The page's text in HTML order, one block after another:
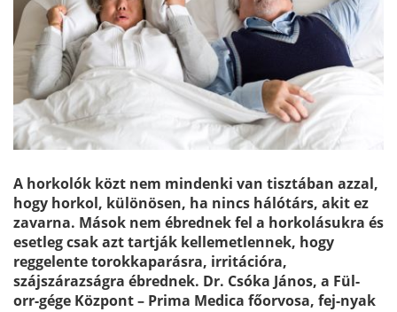
A horkolók közt nem mindenki van tisztában azzal,
hogy horkol, különösen, ha nincs hálótárs, akit ez
zavarna. Mások nem ébrednek fel a horkolásukra és
esetleg csak azt tartják kellemetlennek, hogy
reggelente torokkaparásra, irritációra,
szájszárazságra ébrednek. Dr. Csóka János, a Fül-
orr-gége Központ – Prima Medica főorvosa, fej-nyak